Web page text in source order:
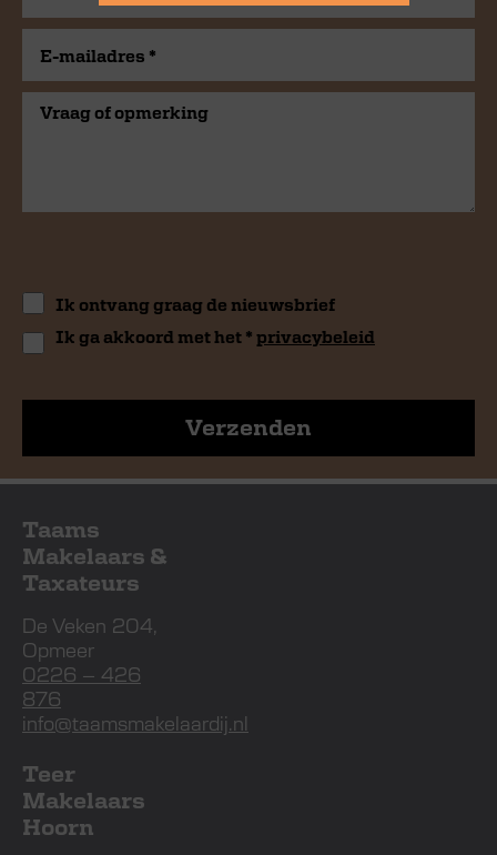
Ik ontvang graag de nieuwsbrief
Ik ga akkoord met het * privacybeleid
Verzenden
Taams
Makelaars &
Taxateurs
De Veken 204,
Opmeer
0226 – 426
876
info@taamsmakelaardij.nl
Teer
Makelaars
Hoorn